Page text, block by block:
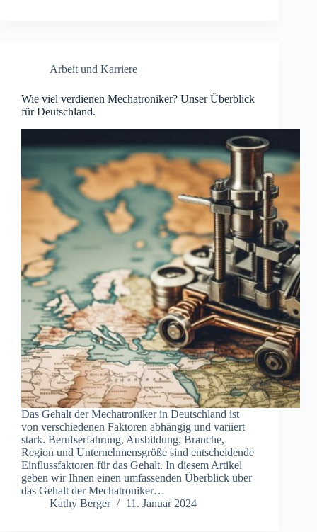
Arbeit und Karriere
Wie viel verdienen Mechatroniker? Unser Überblick
für Deutschland.
Das Gehalt der Mechatroniker in Deutschland ist
von verschiedenen Faktoren abhängig und variiert
stark. Berufserfahrung, Ausbildung, Branche,
Region und Unternehmensgröße sind entscheidende
Einflussfaktoren für das Gehalt. In diesem Artikel
geben wir Ihnen einen umfassenden Überblick über
das Gehalt der Mechatroniker…
Kathy Berger
11. Januar 2024